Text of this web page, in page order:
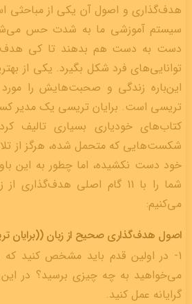
هدف‌گذاری و اصول آن یکی از مباحثی
سیستم آموزشی ما به شدت حس
دست به دست هم بدهند تا کی هدف
توانایی‌های فرد شکل بگیرد. یکی از
این‌باره زندگی و صحبت‌هایش را مورد
تریسی است. برایان تریسی یک مدیر
کتاب‌های خودیاری بسیاری تالیف
شکست‌هایی که متحمل شده، هرگز از
خود دست نکشیده، اما چطور به این
شما را با 11 گام اصلی
می‌کنیم:
اصول هدف‌گذاری صحیح از زبان ((برایان
1- در اولین قدم باید مشخص کنید
می‌خواهید به چه چیزی برسید؟ در
گرایانه عمل کنید.